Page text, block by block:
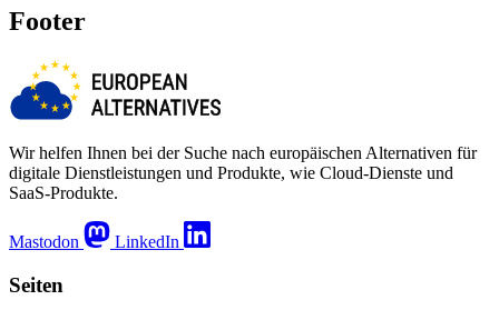
Footer
Wir helfen Ihnen bei der Suche nach europäischen Alternativen für
digitale Dienstleistungen und Produkte, wie Cloud-Dienste und
SaaS-Produkte.
Mastodon LinkedIn
Seiten